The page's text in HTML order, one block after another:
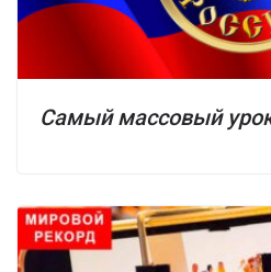
Самый массовый